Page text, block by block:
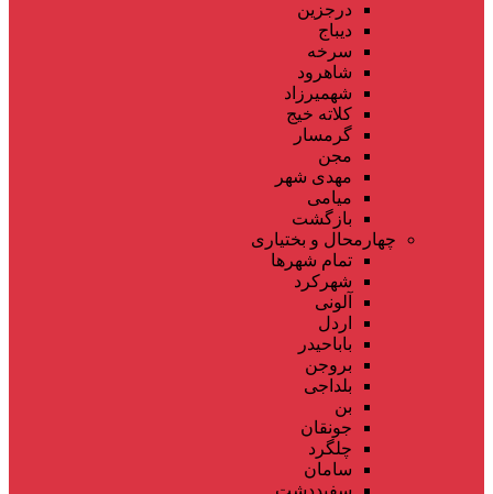
درجزین
دیباج
سرخه
شاهرود
شهمیرزاد
کلاته خیج
گرمسار
مجن
مهدی شهر
میامی
بازگشت
چهارمحال و بختیاری
تمام شهر‌ها
شهرکرد
آلونی
اردل
باباحیدر
بروجن
بلداجی
بن
جونقان
چلگرد
سامان
سفیددشت